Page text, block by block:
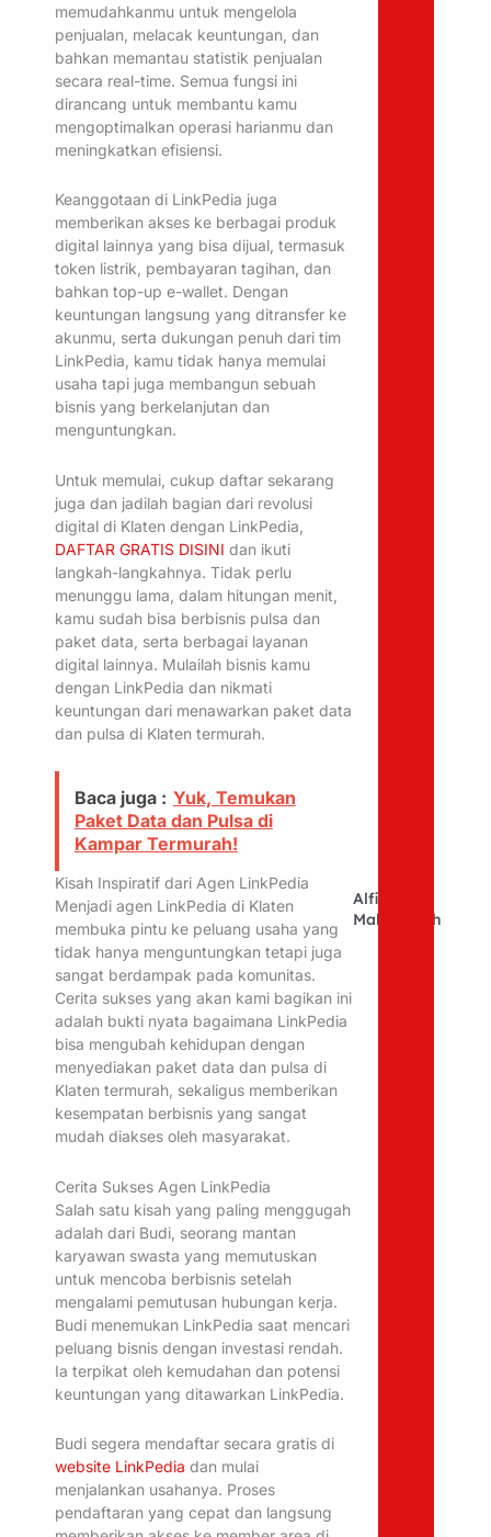
memudahkanmu untuk mengelola
penjualan, melacak keuntungan, dan
bahkan memantau statistik penjualan
secara real-time. Semua fungsi ini
dirancang untuk membantu kamu
mengoptimalkan operasi harianmu dan
meningkatkan efisiensi.
Keanggotaan di LinkPedia juga
memberikan akses ke berbagai produk
digital lainnya yang bisa dijual, termasuk
token listrik, pembayaran tagihan, dan
bahkan top-up e-wallet. Dengan
keuntungan langsung yang ditransfer ke
akunmu, serta dukungan penuh dari tim
LinkPedia, kamu tidak hanya memulai
usaha tapi juga membangun sebuah
bisnis yang berkelanjutan dan
menguntungkan.
Untuk memulai, cukup daftar sekarang
juga dan jadilah bagian dari revolusi
digital di Klaten dengan LinkPedia,
DAFTAR GRATIS DISINI dan ikuti
langkah-langkahnya. Tidak perlu
menunggu lama, dalam hitungan menit,
kamu sudah bisa berbisnis pulsa dan
paket data, serta berbagai layanan
digital lainnya. Mulailah bisnis kamu
dengan LinkPedia dan nikmati
keuntungan dari menawarkan paket data
dan pulsa di Klaten termurah.
Baca juga : Yuk, Temukan
Paket Data dan Pulsa di
Kampar Termurah!
Kisah Inspiratif dari Agen LinkPedia
Menjadi agen LinkPedia di Klaten
membuka pintu ke peluang usaha yang
tidak hanya menguntungkan tetapi juga
sangat berdampak pada komunitas.
Cerita sukses yang akan kami bagikan ini
adalah bukti nyata bagaimana LinkPedia
bisa mengubah kehidupan dengan
menyediakan paket data dan pulsa di
Klaten termurah, sekaligus memberikan
kesempatan berbisnis yang sangat
mudah diakses oleh masyarakat.
Cerita Sukses Agen LinkPedia
Salah satu kisah yang paling menggugah
adalah dari Budi, seorang mantan
karyawan swasta yang memutuskan
untuk mencoba berbisnis setelah
mengalami pemutusan hubungan kerja.
Budi menemukan LinkPedia saat mencari
peluang bisnis dengan investasi rendah.
Ia terpikat oleh kemudahan dan potensi
keuntungan yang ditawarkan LinkPedia.
Budi segera mendaftar secara gratis di
website LinkPedia dan mulai
menjalankan usahanya. Proses
pendaftaran yang cepat dan langsung
Alfina
Mahfudhoh